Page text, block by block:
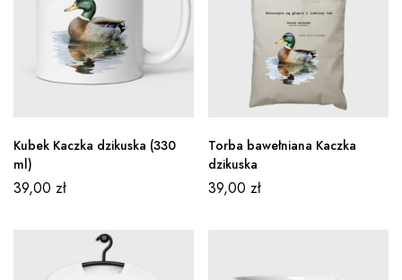
Kubek Kaczka dzikuska (330
ml)
39,00 zł
Torba bawełniana Kaczka
dzikuska
39,00 zł